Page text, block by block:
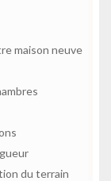
maison neuve
du terrain